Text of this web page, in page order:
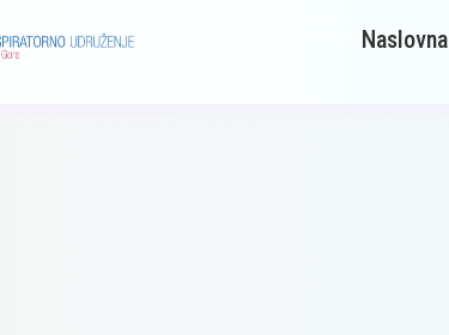
Naslovna